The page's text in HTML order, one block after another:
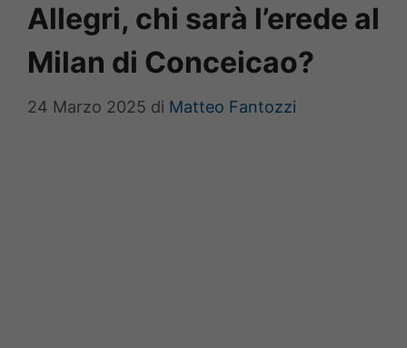
Allegri, chi sarà l’erede al
Milan di Conceicao?
24 Marzo 2025 di Matteo Fantozzi